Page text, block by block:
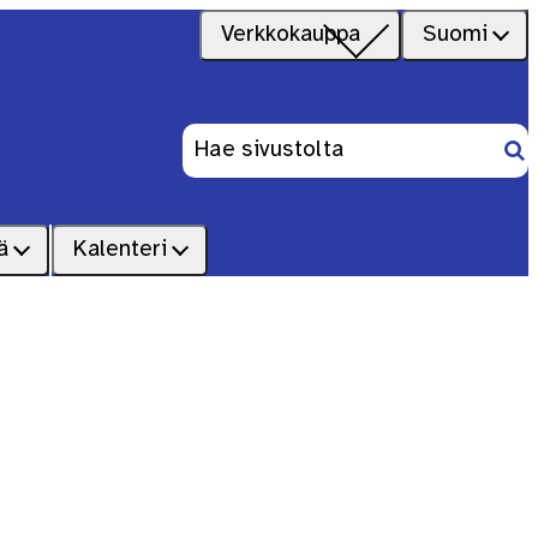
Verkkokauppa Suomi
Kalenteri
Haku: